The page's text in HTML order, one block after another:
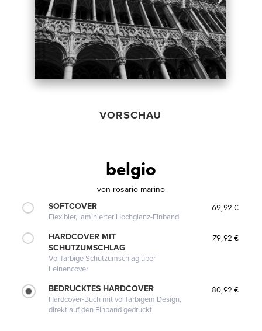
VORSCHAU
belgio
von rosario marino
SOFTCOVER
Flexibler, laminierter Hochglanz-Einband
69,92 €
HARDCOVER MIT
SCHUTZUMSCHLAG
Vollfarbige Schutzumschlag über
Leinencover
79,92 €
BEDRUCKTES HARDCOVER
Hardcover-Buch mit vollfarbigem Design,
direkt auf den Einband gedruckt
80,92 €